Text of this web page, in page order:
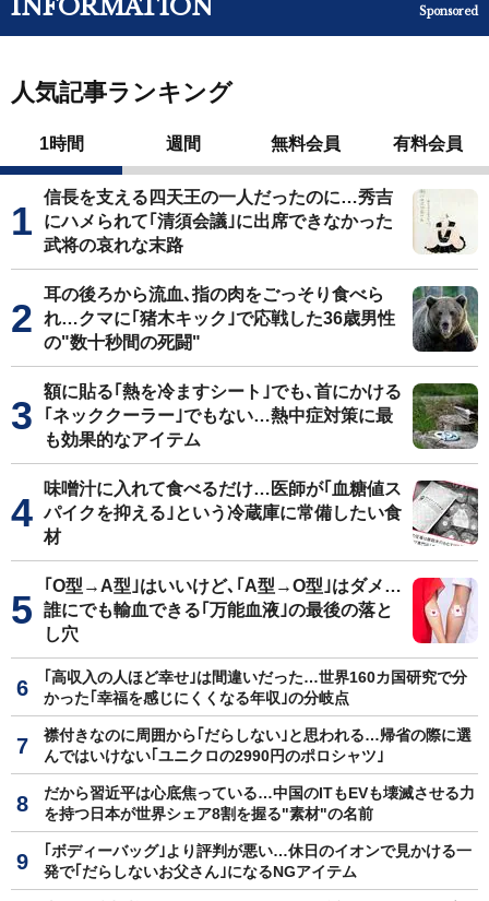
INFORMATION Sponsored
人気記事ランキング
1時間 週間 無料会員 有料会員
信長を支える四天王の一人だったのに…秀吉
にハメられて｢清須会議｣に出席できなかった
武将の哀れな末路
耳の後ろから流血､指の肉をごっそり食べら
れ…クマに｢猪木キック｣で応戦した36歳男性
の"数十秒間の死闘"
額に貼る｢熱を冷ますシート｣でも､首にかける
｢ネッククーラー｣でもない…熱中症対策に最
も効果的なアイテム
味噌汁に入れて食べるだけ…医師が｢血糖値ス
パイクを抑える｣という冷蔵庫に常備したい食
材
｢O型→A型｣はいいけど､｢A型→O型｣はダメ…
誰にでも輸血できる｢万能血液｣の最後の落と
し穴
｢高収入の人ほど幸せ｣は間違いだった…世界160カ国研究で分
かった｢幸福を感じにくくなる年収｣の分岐点
襟付きなのに周囲から｢だらしない｣と思われる…帰省の際に選
んではいけない｢ユニクロの2990円のポロシャツ｣
だから習近平は心底焦っている…中国のITもEVも壊滅させる力
を持つ日本が世界シェア8割を握る"素材"の名前
｢ボディーバッグ｣より評判が悪い…休日のイオンで見かける一
発で｢だらしないお父さん｣になるNGアイテム